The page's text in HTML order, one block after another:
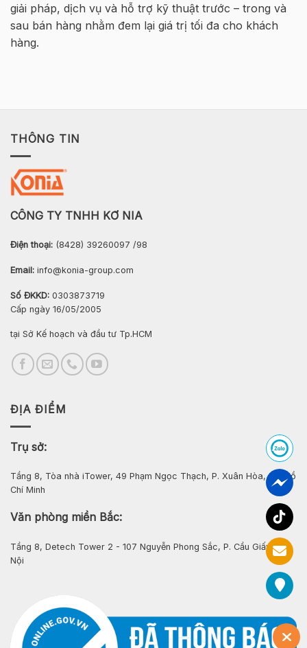
Hà
Nội
giải pháp, dịch vụ và hỗ trợ kỹ thuật trước – trong và
sau bán hàng nhằm đem lại giá trị tối đa cho khách
hàng.
THÔNG TIN
CÔNG TY TNHH KƠ NIA
Điện thoại: (8428) 39260097 /98
Email: info@konia-group.com
Số ĐKKD: 0303873719
Cấp ngày 16/05/2005
tại Sở Kế hoạch và đầu tư Tp.HCM
ĐỊA ĐIỂM
Trụ sở:
Tầng 8, Tòa nhà iTower, 49 Phạm Ngọc Thạch, P. Xuân Hòa, Tp. Hồ
Chí Minh
Văn phòng miền Bắc:
Tầng 8, Detech Tower 2 - 107 Nguyễn Phong Sắc, P. Cầu Giấy, Hà
Nội